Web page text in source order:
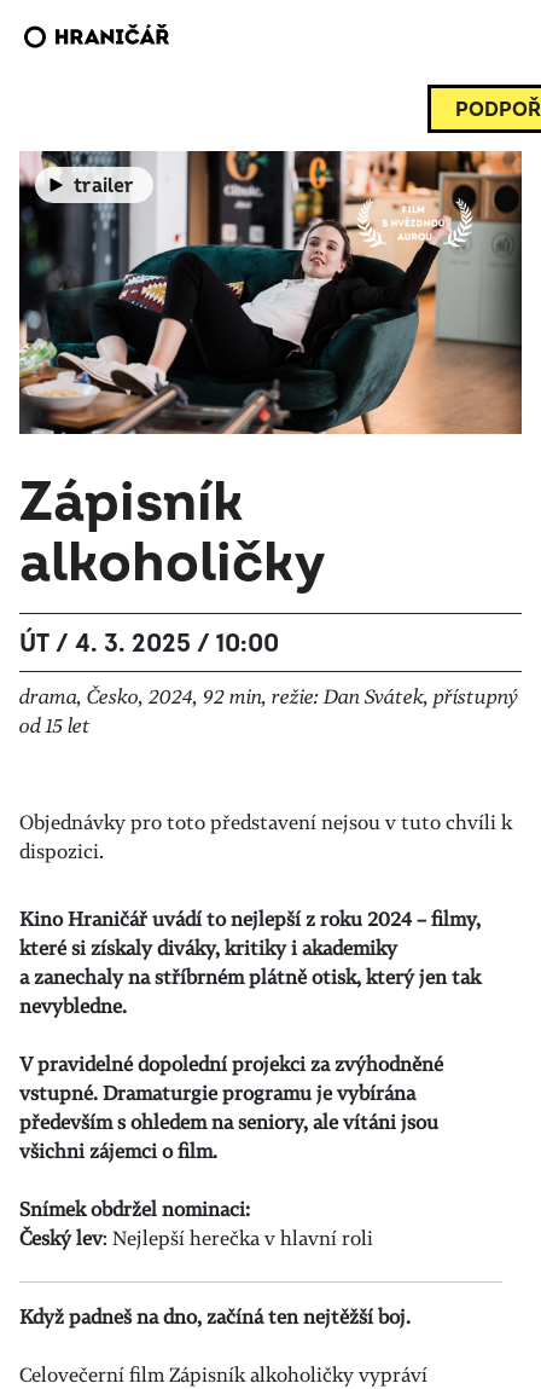
trailer
Zápisník
alkoholičky
ÚT / 4. 3. 2025 / 10:00
drama, Česko, 2024, 92 min, režie: Dan Svátek, přístupný
od 15 let
Objednávky pro toto představení nejsou v tuto chvíli k
dispozici.
Kino Hraničář uvádí to nejlepší z roku 2024 – filmy,
které si získaly diváky, kritiky i akademiky
a zanechaly na stříbrném plátně otisk, který jen tak
nevybledne.
V pravidelné dopolední projekci za zvýhodněné
vstupné. Dramaturgie programu je vybírána
především s ohledem na seniory, ale vítáni jsou
všichni zájemci o film.
Snímek obdržel nominaci:
Český lev: Nejlepší herečka v hlavní roli
Když padneš na dno, začíná ten nejtěžší boj.
Celovečerní film Zápisník alkoholičky vypráví